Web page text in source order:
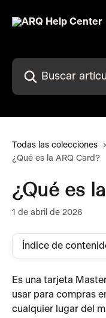
Buscar artículos...
Todas las colecciones
¿Qué es la ARQ Card?
¿Qué es
1 de abril de 2026
Índice de
Es una tarjeta
usar para compras
cualquier lugar del